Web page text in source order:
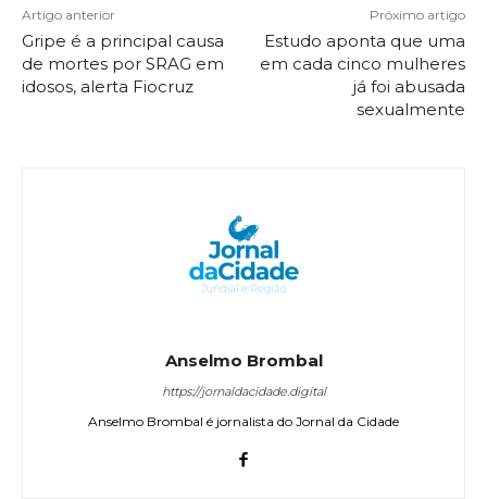
Artigo anterior
Gripe é a principal causa
de mortes por SRAG em
idosos, alerta Fiocruz
Próximo artigo
Estudo aponta que uma
em cada cinco mulheres
já foi abusada
sexualmente
Anselmo Brombal
https://jornaldacidade.digital
Anselmo Brombal é jornalista do Jornal da Cidade